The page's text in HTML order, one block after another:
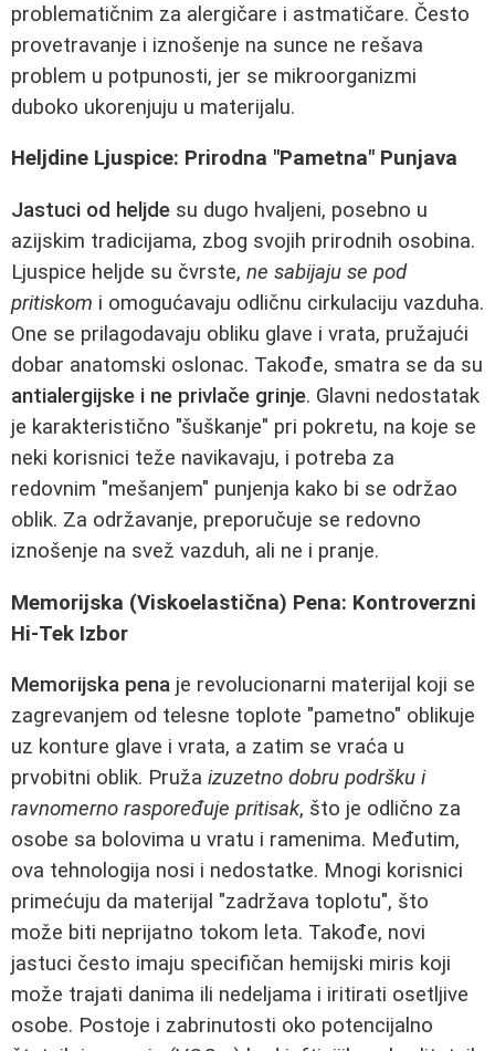
problematičnim za alergičare i astmatičare. Često
provetravanje i iznošenje na sunce ne rešava
problem u potpunosti, jer se mikroorganizmi
duboko ukorenjuju u materijalu.
Heljdine Ljuspice: Prirodna "Pametna" Punjava
Jastuci od heljde su dugo hvaljeni, posebno u
azijskim tradicijama, zbog svojih prirodnih osobina.
Ljuspice heljde su čvrste, ne sabijaju se pod
pritiskom i omogućavaju odličnu cirkulaciju vazduha.
One se prilagodavaju obliku glave i vrata, pružajući
dobar anatomski oslonac. Takođe, smatra se da su
antialergijske i ne privlače grinje. Glavni nedostatak
je karakteristično "šuškanje" pri pokretu, na koje se
neki korisnici teže navikavaju, i potreba za
redovnim "mešanjem" punjenja kako bi se održao
oblik. Za održavanje, preporučuje se redovno
iznošenje na svež vazduh, ali ne i pranje.
Memorijska (Viskoelastična) Pena: Kontroverzni
Hi-Tek Izbor
Memorijska pena je revolucionarni materijal koji se
zagrevanjem od telesne toplote "pametno" oblikuje
uz konture glave i vrata, a zatim se vraća u
prvobitni oblik. Pruža izuzetno dobru podršku i
ravnomerno raspoređuje pritisak, što je odlično za
osobe sa bolovima u vratu i ramenima. Međutim,
ova tehnologija nosi i nedostatke. Mnogi korisnici
primećuju da materijal "zadržava toplotu", što
može biti neprijatno tokom leta. Takođe, novi
jastuci često imaju specifičan hemijski miris koji
može trajati danima ili nedeljama i iritirati osetljive
osobe. Postoje i zabrinutosti oko potencijalno